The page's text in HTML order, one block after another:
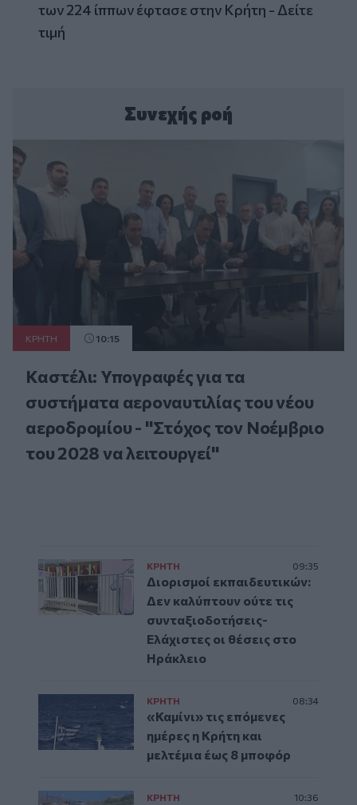
των 224 ίππων έφτασε στην Κρήτη - Δείτε
τιμή
Συνεχής ροή
ΚΡΗΤΗ 10:15
Καστέλι: Υπογραφές για τα
συστήματα αεροναυτιλίας του νέου
αεροδρομίου - "Στόχος τον Νοέμβριο
του 2028 να λειτουργεί"
ΚΡΗΤΗ 09:35
Διορισμοί εκπαιδευτικών:
Δεν καλύπτουν ούτε τις
συνταξιοδοτήσεις-
Ελάχιστες οι θέσεις στο
Ηράκλειο
ΚΡΗΤΗ 08:34
«Καμίνι» τις επόμενες
ημέρες η Κρήτη και
μελτέμια έως 8 μποφόρ
ΚΡΗΤΗ 10:36